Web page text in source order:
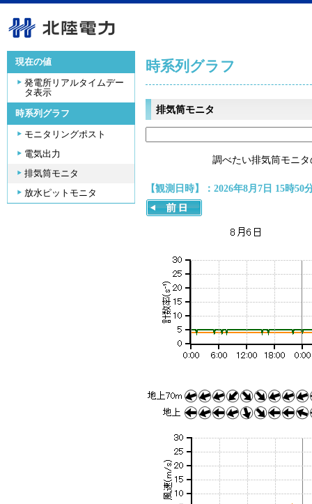
現在の値
発電所リアルタイムデー
タ表示
時系列グラフ
モニタリングポスト
電気出力
排気筒モニタ
放水ピットモニタ
時系列グラフ
排気筒モニタ
調べたい排気筒モニ
【観測日時】：2026年8月7日 15時50